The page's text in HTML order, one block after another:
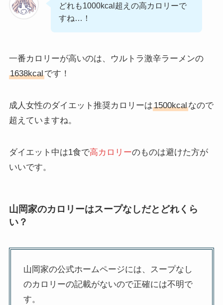
どれも1000kcal超えの高カロリーで
すね…！
一番カロリーが高いのは、ウルトラ激辛ラーメンの
1638kcalです！
成人女性のダイエット推奨カロリーは1500kcalなので
超えていますね。
ダイエット中は1食で高カロリーのものは避けた方が
いいです。
山岡家のカロリーはスープなしだとどれくら
い？
山岡家の公式ホームページには、スープなし
のカロリーの記載がないので正確には不明で
す。